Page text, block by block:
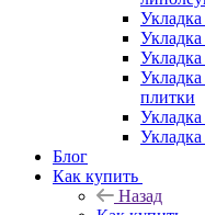
плитки
Блог
Как купить
Назад